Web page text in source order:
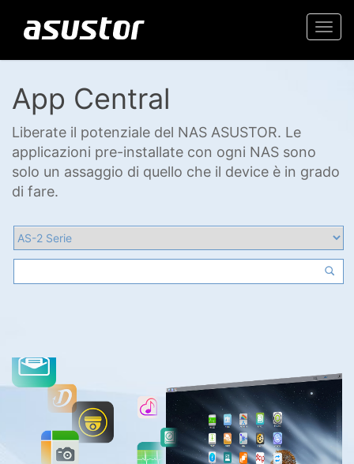
App Central
Liberate il potenziale del NAS ASUSTOR. Le
applicazioni pre-installate con ogni NAS sono
solo un assaggio di quello che il device è in grado
di fare.